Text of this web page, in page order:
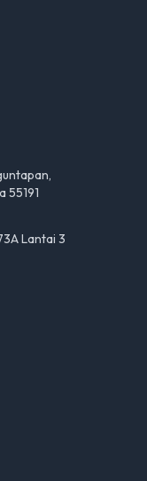
55191
Lantai 3